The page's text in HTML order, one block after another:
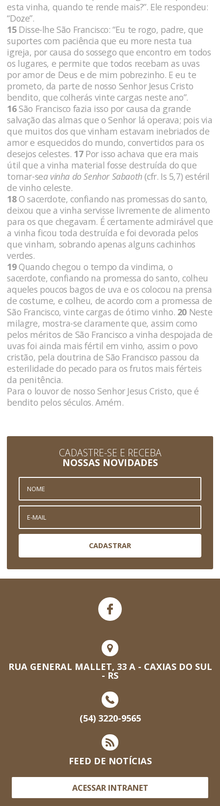
esta vinha, quando te rende mais?”. Ele respondeu:
“Doze”.
15 Disse-lhe São Francisco: “Eu te rogo, padre, que
suportes com paciência que eu more nesta tua
igreja, por causa do sossego que encontro em todos
os lugares, e permite que todos recebam as uvas
por amor de Deus e de mim pobrezinho. E eu te
prometo, da parte de nosso Senhor Jesus Cristo
bendito, que colherás vinte cargas neste ano”.
16São Francisco fazia isso por causa da grande
salvação das almas que o Senhor lá operava; pois via
que muitos dos que vinham estavam inebriados de
amor e esquecidos do mundo, convertidos para os
desejos celestes. 17 Por isso achava que era mais
útil que a vinha material fosse destruída do que
tornar-sea vinha do Senhor Sabaoth (cfr. Is 5,7) estéril
de vinho celeste.
18O sacerdote, confiando nas promessas do santo,
deixou que a vinha servisse livremente de alimento
para os que chegavam. É certamente admirável que
a vinha ficou toda destruída e foi devorada pelos
que vinham, sobrando apenas alguns cachinhos
verdes.
19Quando chegou o tempo da vindima, o
sacerdote, confiando na promessa do santo, colheu
aqueles poucos bagos de uva e os colocou na prensa
de costume, e colheu, de acordo com a promessa de
São Francisco, vinte cargas de ótimo vinho. 20 Neste
milagre, mostra-se claramente que, assim como
pelos méritos de São Francisco a vinha despojada de
uvas foi ainda mais fértil em vinho, assim o povo
cristão, pela doutrina de São Francisco passou da
esterilidade do pecado para os frutos mais férteis
da penitência.
Para o louvor de nosso Senhor Jesus Cristo, que é
bendito pelos séculos. Amém.
CADASTRE-SE E RECEBA
NOSSAS NOVIDADES
CADASTRAR
RUA GENERAL MALLET, 33 A - CAXIAS DO SUL
- RS
(54) 3220-9565
FEED DE NOTÍCIAS
ACESSAR INTRANET